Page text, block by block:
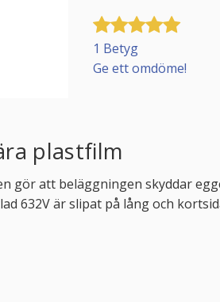
1 Betyg
Ge ett omdöme!
plastfilm
att beläggningen skyddar
632V är slipat på lång och